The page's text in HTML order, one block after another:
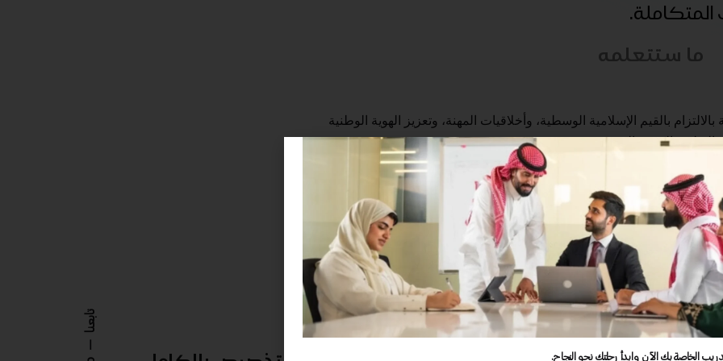
تابعنا
المتكاملة.
ما ستتعلمه
بالقيم الإسلامية الوسطية، وأخلاقيات المهنة، وتعزيز الهوية الوطنية
التطوير المهني المستمر
المهني مع التربويين والمجتمع
بالمهارات اللغوية والكمية
بالمتعلم وكيفية تعلمه
المعرفة بمحتوى التخصص وطرق تدريسه
بالمعرفة بطرق التدريس العامة
التخطيط للتدريس وتنفيذه
بيئات تعلم تفاعلية وداعمة للمتعلم
الخاصة بك الآن وابدأ رحلتك نحو النجاح.